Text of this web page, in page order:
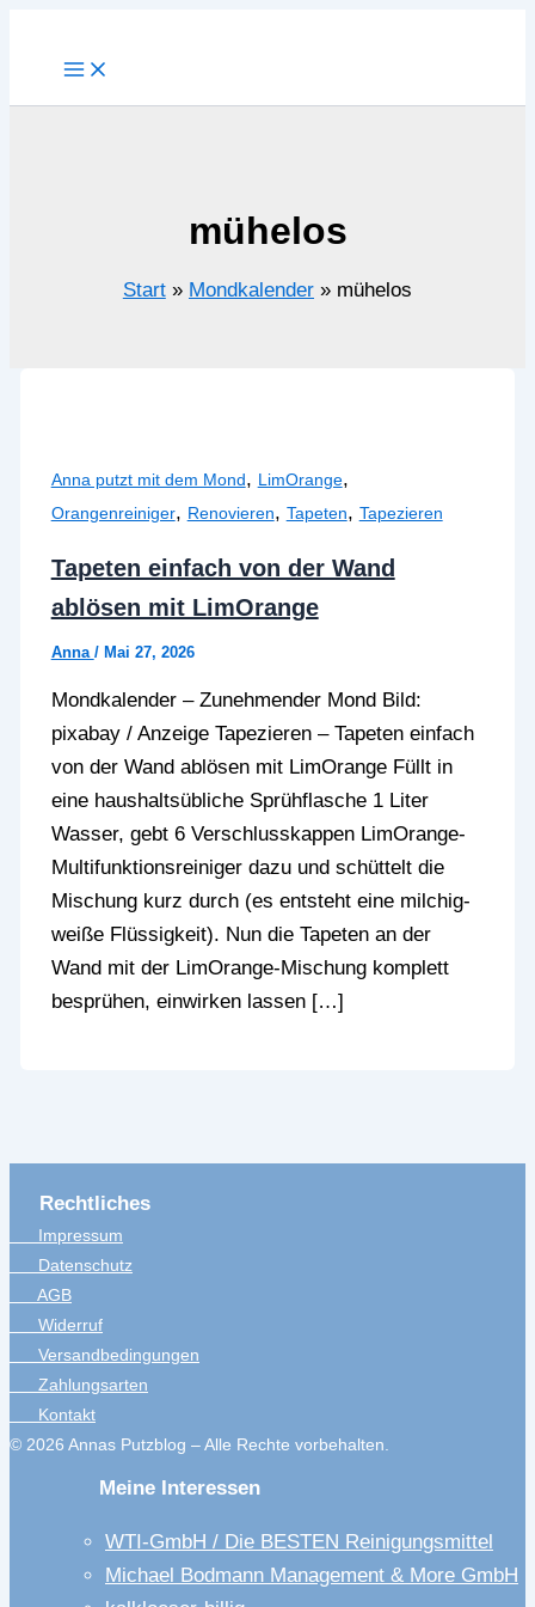
mühelos
Start Mondkalender mühelos
Anna putzt mit dem Mond, LimOrange,
Orangenreiniger, Renovieren, Tapeten, Tapezieren
Tapeten einfach von der Wand
ablösen mit LimOrange
Anna / Mai 27, 2026
Mondkalender – Zunehmender Mond Bild:
pixabay / Anzeige Tapezieren – Tapeten einfach
von der Wand ablösen mit LimOrange Füllt in
eine haushaltsübliche Sprühflasche 1 Liter
Wasser, gebt 6 Verschlusskappen LimOrange-
Multifunktionsreiniger dazu und schüttelt die
Mischung kurz durch (es entsteht eine milchig-
weiße Flüssigkeit). Nun die Tapeten an der
Wand mit der LimOrange-Mischung komplett
besprühen, einwirken lassen […]
Rechtliches
Impressum
Datenschutz
AGB
Widerruf
Versandbedingungen
Zahlungsarten
Kontakt
© 2026 Annas Putzblog – Alle Rechte vorbehalten.
Meine Interessen
WTI-GmbH / Die BESTEN Reinigungsmittel
Michael Bodmann Management & More GmbH